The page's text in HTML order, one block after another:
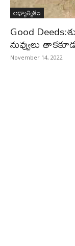
ఆధ్యాత్మికం
Good
నువ్వులు
November 14, 2022